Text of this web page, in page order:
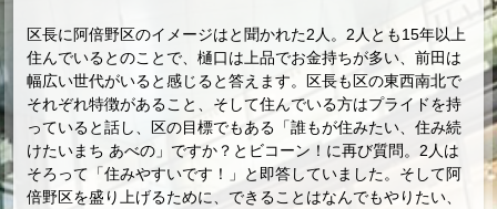
区長に阿倍野区のイメージはと聞かれた2人。2人とも15年以上
住んでいるとのことで、樋口は上品でお金持ちが多い、前田は
幅広い世代がいると感じると答えます。区長も区の東西南北で
それぞれ特徴があること、そして住んでいる方はプライドを持
っていると話し、区の目標でもある「誰もが住みたい、住み続
けたいまち あべの」ですか？とビコーン！に再び質問。2人は
そろって「住みやすいです！」と即答していました。そして阿
倍野区を盛り上げるために、できることはなんでもやりたい、